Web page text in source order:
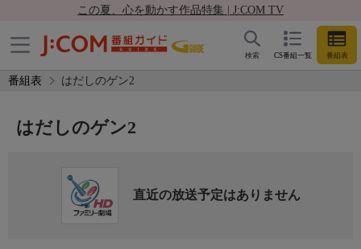
この夏、心を動かす作品特集 | J:COM TV
CS番組一覧 番組表
検索
番組表 はだしのゲン2
はだしのゲン2
直近の放送予定はありません